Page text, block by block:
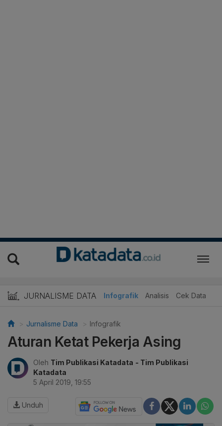
JURNALISME DATA Infografik Analisis Cek Data
Jurnalisme Data Infografik
Aturan Ketat Pekerja Asing
Oleh Tim Publikasi Katadata - Tim Publikasi
Katadata
5 April 2019, 19:55
Unduh